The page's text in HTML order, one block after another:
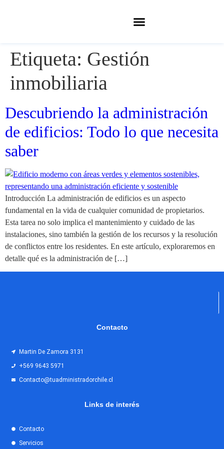
Etiqueta: Gestión
inmobiliaria
Descubriendo la administración
de edificios: Todo lo que necesita
saber
Introducción La administración de edificios es un aspecto
fundamental en la vida de cualquier comunidad de propietarios.
Esta tarea no solo implica el mantenimiento y cuidado de las
instalaciones, sino también la gestión de los recursos y la resolución
de conflictos entre los residentes. En este artículo, exploraremos en
detalle qué es la administración de […]
Contacto
Martin De Zamora 3131
+569 9643 5971
Contacto@tuadministradorchile.cl
Links de interés
Contacto
Servicios